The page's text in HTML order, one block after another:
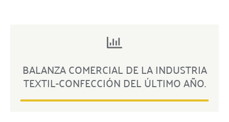
BALANZA COMERCIAL DE LA INDUSTRIA
TEXTIL-CONFECCIÓN DEL ÚLTIMO AÑO.